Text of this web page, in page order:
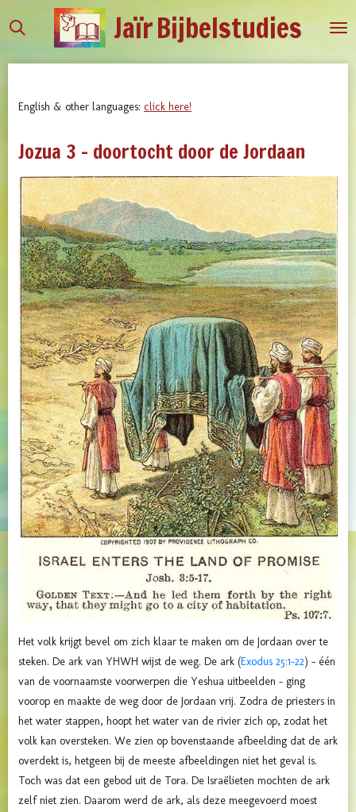
direct
JaïrBijbelstudies
English & other languages: click here!
Jozua 3 - doortocht door de Jordaan
Het volk krijgt bevel om zich klaar te maken om de Jordaan over te
steken. De ark van YHWH wijst de weg. De ark (Exodus 25:1-22) - één
van de voornaamste voorwerpen die Yeshua uitbeelden - ging
voorop en maakte de weg door de Jordaan vrij. Zodra de priesters in
het water stappen, hoopt het water van de rivier zich op, zodat het
volk kan oversteken. We zien op bovenstaande afbeelding dat de ark
overdekt is, hetgeen bij de meeste afbeeldingen niet het geval is.
Toch was dat een gebod uit de Tora. De Israëlieten mochten de ark
zelf niet zien. Daarom werd de ark, als deze meegevoerd moest